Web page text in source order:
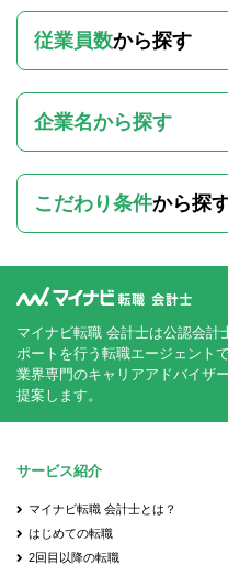
従業員数から探す
企業名から探す
こだわり条件から探
マイナビ転職 会計士は公認会計
ポートを行う転職エージェントで
業界専門のキャリアアドバイザ
提案します。
サービス紹介
マイナビ転職 会計士とは？
はじめての転職
2回目以降の転職